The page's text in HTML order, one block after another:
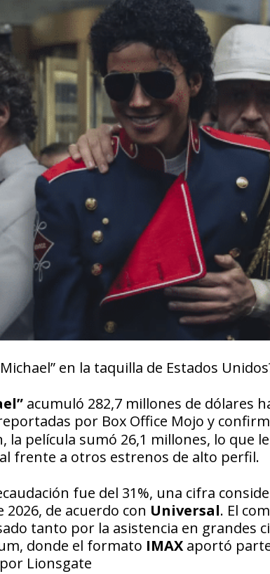
en la taquilla de Estados
acumuló 282,7 millones de dólares
por Box Office Mojo y
la película sumó 26,1 millones, lo
frente a otros estrenos de alto perfil.
fue del 31%, una cifra
de acuerdo con Universal. El
tanto por la asistencia en grandes
donde el formato IMAX aportó
Lionsgate